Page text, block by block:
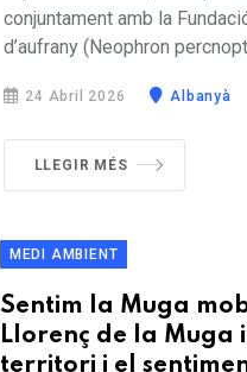
conjuntament amb la
d’aufrany (Neophron
24 Abril 2026 Albanyà
LLEGIR MÉS
MEDI AMBIENT
Sentim la Muga
Llorenç de la Muga
territori i el